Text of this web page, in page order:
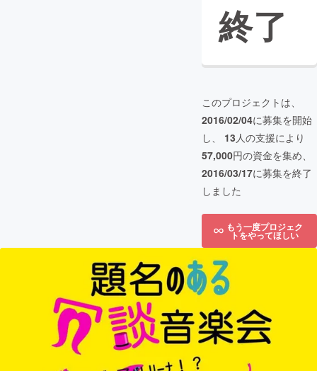
終了
このプロジェクトは、
2016/02/04に募集を開始
し、 13人の支援により
57,000円の資金を集め、
2016/03/17に募集を終了
しました
もう一度プロジェク
トをやってほしい